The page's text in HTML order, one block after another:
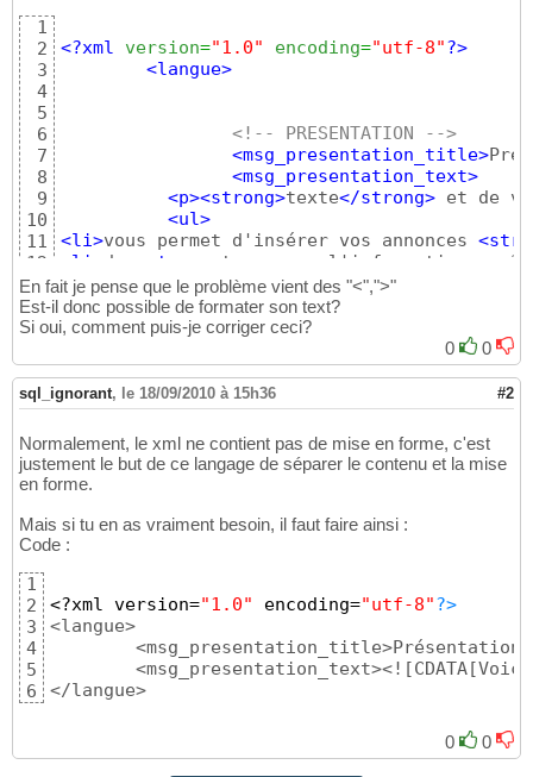
1
2
3
4
5
6
7
8
9
10
11
12
13
14
15
<?xml version="1.0" encoding="utf-8"?>
<langue>
<!-- PRESENTATION -->
<msg_presentation_title>
<msg_presentation_text>
<p><strong>texte</strong> et de
<ul>
<li>vous permet d'insérer vos annonces
<li
de <strong
trouverez l'information en 3
</ul>
</msg_presentation_text
</langue>
En fait je pense que le problème vient des "<",">"
Est-il donc possible de formater son text?
Si oui, comment puis-je corriger ceci?
0
0
sql_ignorant, le 18/09/2010 à 15h36 #2
Normalement, le xml ne contient pas de mise en forme, c'est
justement le but de ce langage de séparer le contenu et la mise
en forme.
Mais si tu en as vraiment besoin, il faut faire ainsi :
Code :
1
2
3
4
5
6
<?xml version="1.0" encoding="utf-8"?>
<langue>
</langue>
0 0